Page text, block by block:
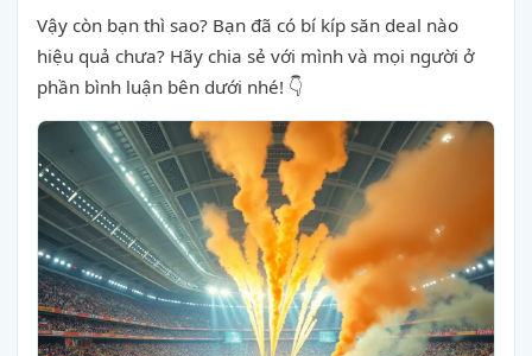
Vậy còn bạn thì sao? Bạn đã có bí kíp săn deal nào
hiệu quả chưa? Hãy chia sẻ với mình và mọi người ở
phần bình luận bên dưới nhé! 👇